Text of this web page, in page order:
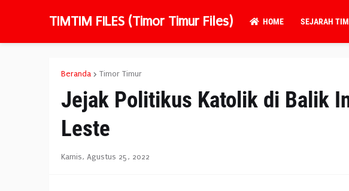
TIMTIM FILES (Timor Timur Files) HOME SEJARAH
Beranda Timor Timur
Jejak Politikus Katolik di Balik
Leste
Kamis, Agustus 25, 2022